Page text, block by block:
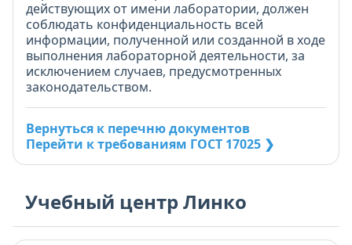
действующих от имени лаборатории, должен
соблюдать конфиденциальность всей
информации, полученной или созданной в ходе
выполнения лабораторной деятельности, за
исключением случаев, предусмотренных
законодательством.
Вернуться к перечню документов
Перейти к требованиям ГОСТ 17025 ❯
Учебный центр Линко